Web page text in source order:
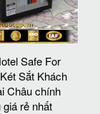
Safe For
Sắt Khách
Châu chính
giá rẻ nhất